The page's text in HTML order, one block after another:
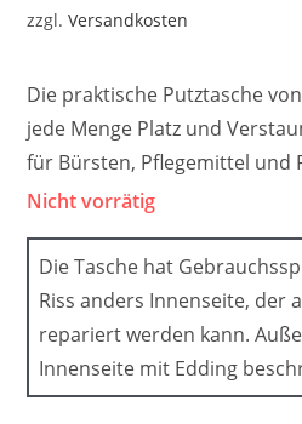
zzgl.Versandkosten
Die praktische Putztasche
jede Menge Platz und
für Bürsten, Pflegemittel und
Nicht vorrätig
Die Tasche hat
Riss anders Innenseite, der
repariert werden kann.
Innenseite mit Edding